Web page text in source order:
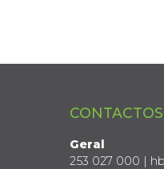
CONTACTOS
Geral
253 027 000 |